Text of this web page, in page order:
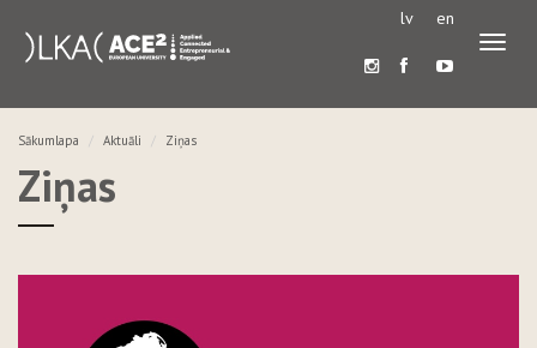
lv en
Sākumlapa Aktuāli Ziņas
Ziņas